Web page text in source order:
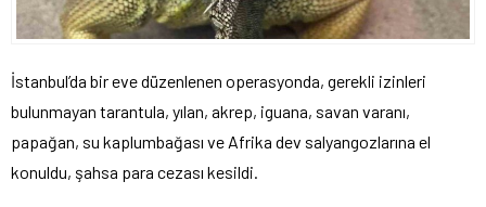
İstanbul’da bir eve düzenlenen operasyonda, gerekli izinleri
bulunmayan tarantula, yılan, akrep, iguana, savan varanı,
papağan, su kaplumbağası ve Afrika dev salyangozlarına el
konuldu, şahsa para cezası kesildi.